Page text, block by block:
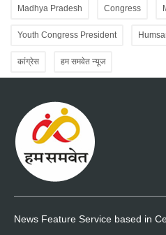
Madhya Pradesh Congress
Youth Congress President
कांग्रेस हम समवेत न्यूज
News Feature Service based in